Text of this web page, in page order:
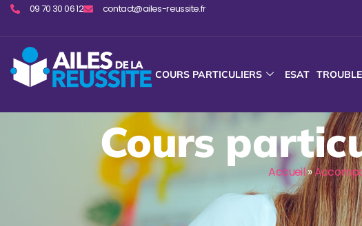
09 70 30 06 12 contact@ailes-reussite.fr
COURS PARTICULIERS ESAT
Cours
Accueil»